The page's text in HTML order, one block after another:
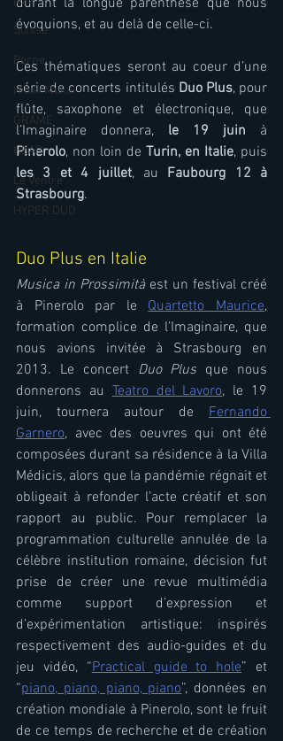
Suisse
Berne
Hibiki Mukai
GRAME
HEAR
Le Ventre
HYPER DUO
durant la longue parenthèse que nous
évoquions, et au delà de celle-ci.
Ces thématiques seront au coeur d’une
série de concerts intitulés Duo Plus, pour
flûte, saxophone et électronique, que
l’Imaginaire donnera, le 19 juin
Pinerolo, non loin de Turin, en Italie, puis
les 3 et 4 juillet, au Faubourg 12 à
Strasbourg.
Duo Plus en Italie
Musica in Prossimità est un festival créé
à Pinerolo par le Quartetto Maurice,
formation complice de l’Imaginaire, que
nous avions invitée à Strasbourg en
2013. Le concert Duo Plus que nous
donnerons au Teatro del Lavoro, le 19
juin, tournera autour de Fernando
Garnero, avec des oeuvres qui ont été
composées durant sa résidence à la Villa
Médicis, alors que la pandémie régnait et
obligeait à refonder l’acte créatif et son
rapport au public. Pour remplacer la
programmation culturelle annulée de la
célèbre institution romaine, décision fut
prise de créer une revue multimédia
comme support d’expression et
d’expérimentation artistique: inspirés
respectivement des audio-guides et du
jeu vidéo, “Practical guide to hole” et
“piano, piano, piano, piano”, données en
création mondiale à Pinerolo, sont le fruit
de ce temps de recherche et de création